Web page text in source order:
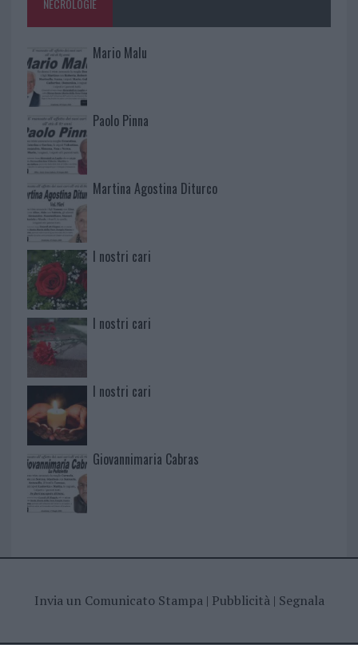
NECROLOGIE
Mario Malu
Paolo Pinna
Martina Agostina Diturco
I nostri cari
I nostri cari
I nostri cari
Giovannimaria Cabras
Invia un Comunicato Stampa| Pubblicità| Segnala